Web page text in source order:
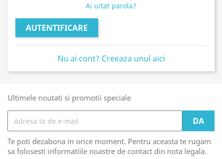
Ai uitat parola?
AUTENTIFICARE
Nu ai cont? Creeaza unul aici
Ultimele noutati si promotii speciale
Te poti dezabona in orice moment. Pentru aceasta te rugam
sa folosesti informatiile noastre de contact din nota legala.